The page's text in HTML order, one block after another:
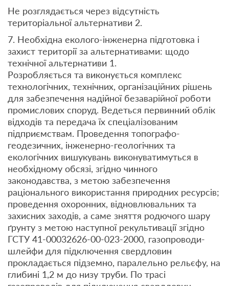
Не розглядається через відсутність
територіальної альтернативи 2.
7. Необхідна еколого-інженерна підготовка і
захист території за альтернативами: щодо
технічної альтернативи 1.
Розробляється та виконується комплекс
технологічних, технічних, організаційних рішень
для забезпечення надійної безаварійної роботи
промислових споруд. Ведеться первинний облік
відходів та передача їх спеціалізованим
підприємствам. Проведення топографо-
геодезичних, інженерно-геологічних та
екологічних вишукувань виконуватимуться в
необхідному обсязі, згідно чинного
законодавства, з метою забезпечення
раціонального використання природних ресурсів;
проведення охоронних, відновлювальних та
захисних заходів, а саме зняття родючого шару
ґрунту з метою наступної рекультивації згідно
ГСТУ 41-00032626-00-023-2000, газопроводи-
шлейфи для підключення свердловин
прокладається підземно, паралельно рельєфу, на
глибині 1,2 м до низу труби. По трасі